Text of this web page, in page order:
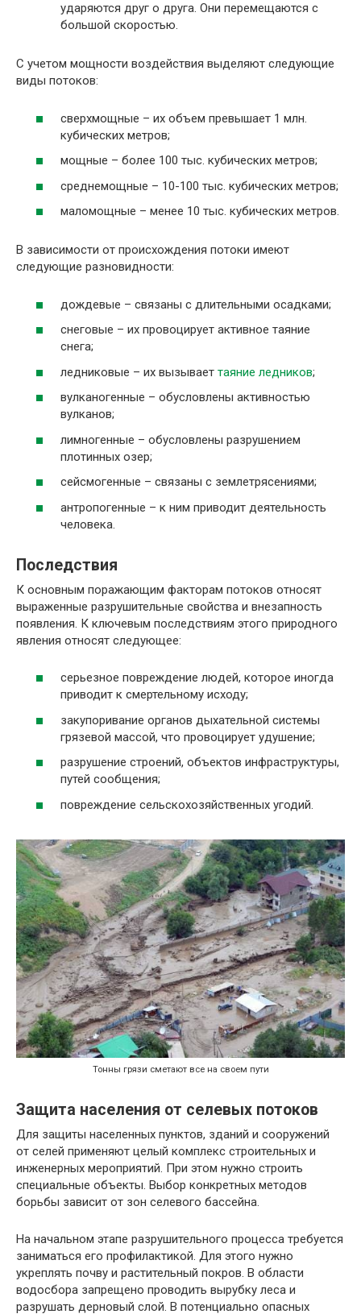
ударяются друг о друга. Они перемещаются с
большой скоростью.
С учетом мощности воздействия выделяют следующие
виды потоков:
сверхмощные – их объем превышает 1 млн.
кубических метров;
мощные – более 100 тыс. кубических метров;
среднемощные – 10-100 тыс. кубических метров;
маломощные – менее 10 тыс. кубических метров.
В зависимости от происхождения потоки имеют
следующие разновидности:
дождевые – связаны с длительными осадками;
снеговые – их провоцирует активное таяние
снега;
ледниковые – их вызывает таяние ледников;
вулканогенные – обусловлены активностью
вулканов;
лимногенные – обусловлены разрушением
плотинных озер;
сейсмогенные – связаны с землетрясениями;
антропогенные – к ним приводит деятельность
человека.
Последствия
К основным поражающим факторам потоков относят
выраженные разрушительные свойства и внезапность
появления. К ключевым последствиям этого природного
явления относят следующее:
серьезное повреждение людей, которое иногда
приводит к смертельному исходу;
закупоривание органов дыхательной системы
грязевой массой, что провоцирует удушение;
разрушение строений, объектов инфраструктуры,
путей сообщения;
повреждение сельскохозяйственных угодий.
Тонны грязи сметают все на своем пути
Защита населения от селевых потоков
Для защиты населенных пунктов, зданий и сооружений
от селей применяют целый комплекс строительных и
инженерных мероприятий. При этом нужно строить
специальные объекты. Выбор конкретных методов
борьбы зависит от зон селевого бассейна.
На начальном этапе разрушительного процесса требуется
заниматься его профилактикой. Для этого нужно
укреплять почву и растительный покров. В области
водосбора запрещено проводить вырубку леса и
разрушать дерновый слой. В потенциально опасных